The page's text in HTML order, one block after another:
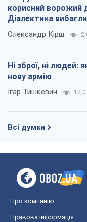
корисний ворожий
Діалектика
Олександр Кірш
Ні зброї, ні людей:
нову армію
Ігар Тишкевич 17,0
Всі думки
Про компанію
Правова інформація